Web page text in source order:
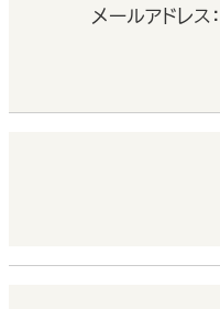
メールアドレス：